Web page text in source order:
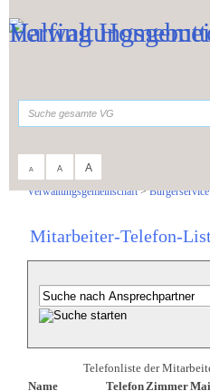
A A A
Verwaltungsgemeinschaft>Bürgerservice
Mitarbeiter-Telefon-
Telefonliste der
Name
Telefon Zimmer